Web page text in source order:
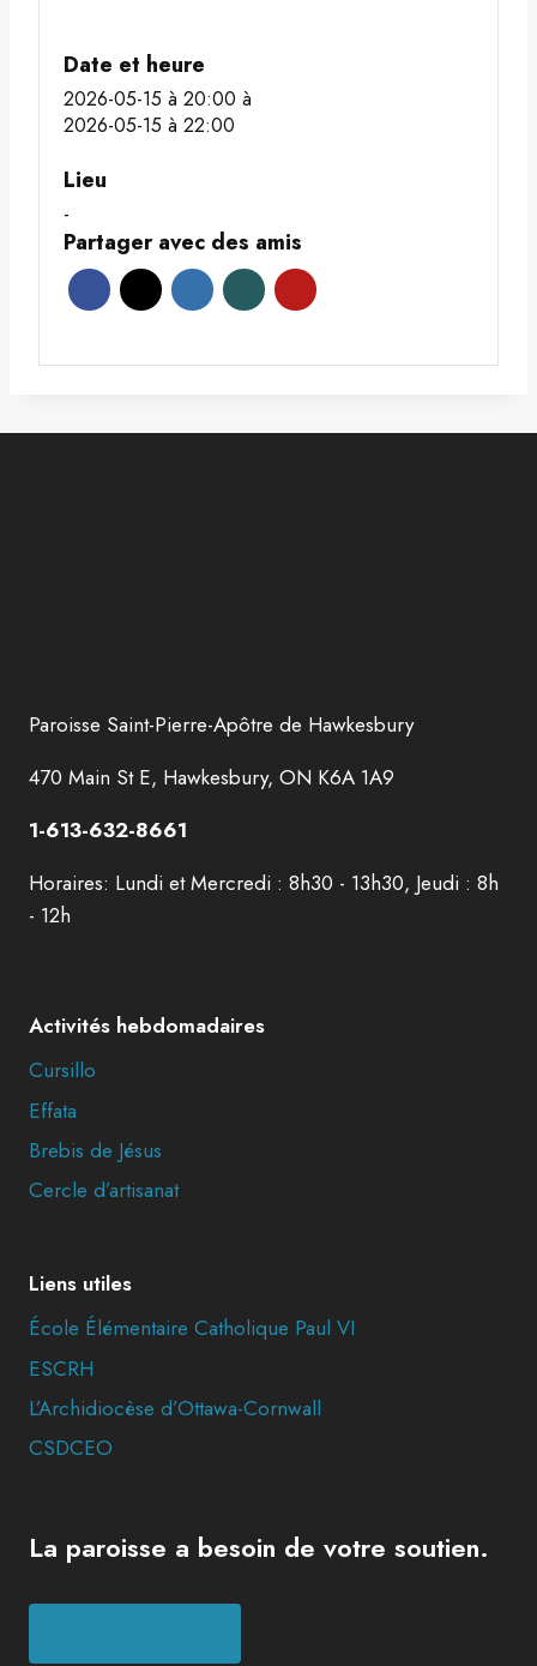
Date et heure
2026-05-15 à 20:00 à
2026-05-15 à 22:00
Lieu
-
Partager avec des amis
Paroisse Saint-Pierre-Apôtre de Hawkesbury
470 Main St E, Hawkesbury, ON K6A 1A9
1-613-632-8661
Horaires: Lundi et Mercredi : 8h30 - 13h30, Jeudi : 8h
- 12h
Activités hebdomadaires
Cursillo
Effata
Brebis de Jésus
Cercle d’artisanat
Liens utiles
École Élémentaire Catholique Paul VI
ESCRH
L’Archidiocèse d’Ottawa-Cornwall
CSDCEO
La paroisse a besoin de votre soutien.